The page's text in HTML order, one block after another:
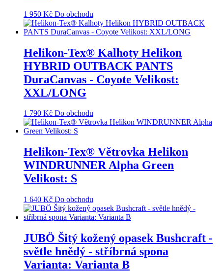
1 950 Kč Do obchodu
Helikon-Tex® Kalhoty Helikon
HYBRID OUTBACK PANTS
DuraCanvas - Coyote Velikost:
XXL/LONG
1 790 Kč Do obchodu
Helikon-Tex® Větrovka Helikon
WINDRUNNER Alpha Green
Velikost: S
1 640 Kč Do obchodu
JUBÖ Šitý kožený opasek Bushcraft -
světle hnědý - stříbrná spona
Varianta: Varianta B